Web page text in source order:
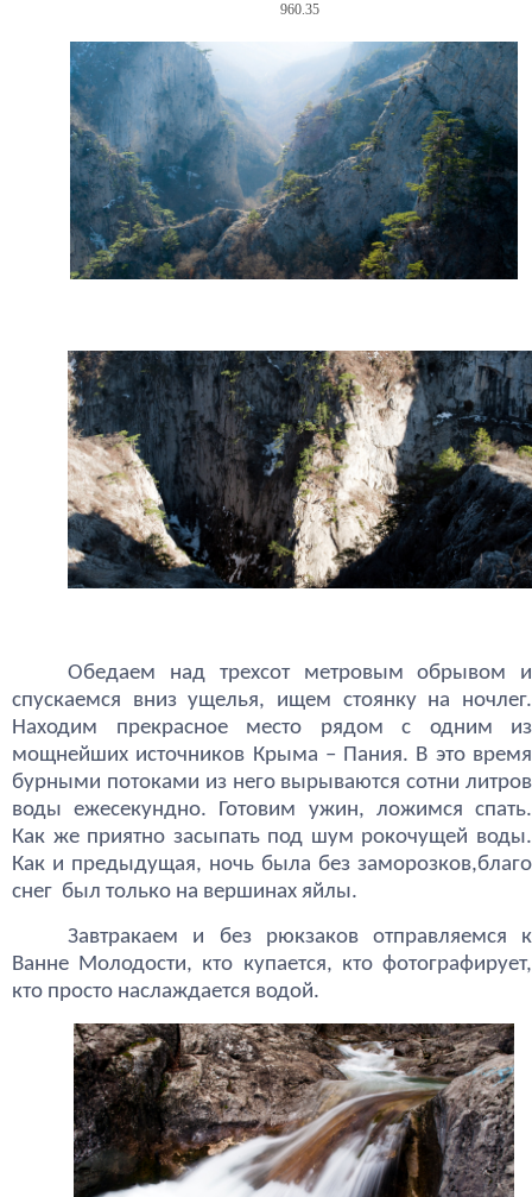
960.35
Обедаем над трехсот метровым обрывом и
спускаемся вниз ущелья, ищем стоянку на ночлег.
Находим прекрасное место рядом с одним из
мощнейших источников Крыма – Пания. В это время
бурными потоками из него вырываются сотни литров
воды ежесекундно. Готовим ужин, ложимся спать.
Как же приятно засыпать под шум рокочущей воды.
Как и предыдущая, ночь была без заморозков,благо
снег был только на вершинах яйлы.
Завтракаем и без рюкзаков отправляемся к
Ванне Молодости, кто купается, кто фотографирует,
кто просто наслаждается водой.